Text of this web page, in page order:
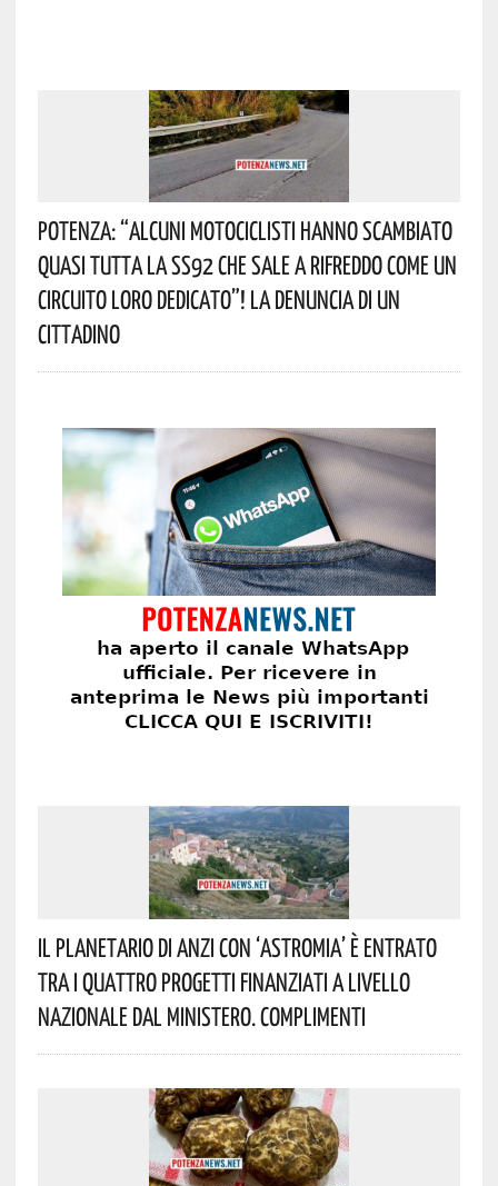
Potenza: “alcuni Motociclisti Hanno Scambiato
Quasi Tutta La SS92 Che Sale A Rifreddo Come Un
Circuito Loro Dedicato”! La Denuncia Di Un
Cittadino
Il Planetario Di Anzi Con ‘Astromia’ È Entrato
Tra I Quattro Progetti Finanziati A Livello
Nazionale Dal Ministero. Complimenti